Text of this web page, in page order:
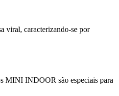
viral, caracterizando-se por
MINI INDOOR são especiais para